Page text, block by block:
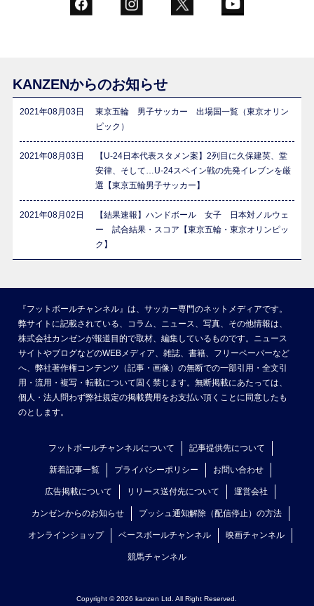
KANZENからのお知らせ
2021年08月03日
東京五輪 男子サッカー 出場国一覧（東京オリン
ピック）
2021年08月03日
【U-24日本代表スタメン案】2列目に久保建英、堂
安律、そして…U-24スペイン戦の先発イレブンを厳
選【東京五輪男子サッカー】
2021年08月02日
【結果速報】ハンドボール 女子 日本対ノルウェ
ー 試合結果・スコア【東京五輪・東京オリンピッ
ク】
『フットボールチャンネル』は、サッカー専門のネットメディアです。
弊サイトに記載されている、コラム、ニュース、写真、その他情報は、
株式会社カンゼンが報道目的で取材、編集しているものです。ニュース
サイトやブログなどのWEBメディア、雑誌、書籍、フリーペーパーなど
へ、弊社著作権コンテンツ（記事・画像）の無断での一部引用・全文引
用・流用・複写・転載について固く禁じます。無断掲載にあたっては、
個人・法人問わず弊社規定の掲載費用をお支払い頂くことに同意したも
のとします。
フットボールチャンネルについて 記事提供先について
新着記事一覧 プライバシーポリシー お問い合わせ
広告掲載について リリース送付先について 運営会社
カンゼンからのお知らせ プッシュ通知解除（配信停止）の方法
オンラインショップ ベースボールチャンネル 映画チャンネル
競馬チャンネル
Copyright © 2026 kanzen Ltd. All Right Reserved.